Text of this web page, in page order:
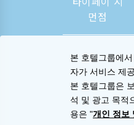
먼점
본 호텔그룹에
자가 서비스 제
본 호텔그룹은
석 및 광고 목적
용은 "개인 정보